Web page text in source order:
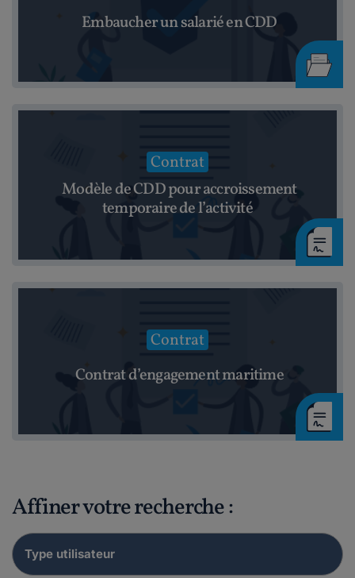
Embaucher un salarié en CDD
Contrat
Modèle de CDD pour accroissement
temporaire de l’activité
Contrat
Contrat d’engagement maritime
Affiner votre recherche :